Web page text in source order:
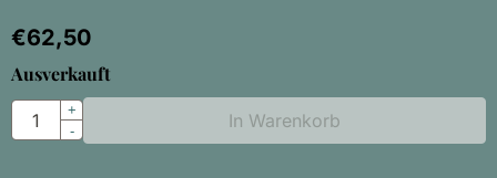
€62,50
Ausverkauft
Anzahl
+
-
In Warenkorb